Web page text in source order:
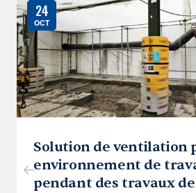
24
OCT
Solution de ventilation
environnement de
pendant des travaux